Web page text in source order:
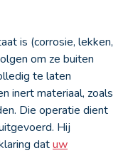
is (corrosie, lekken,
om ze buiten
te laten
inert materiaal, zoals
Die operatie dient
Hij
datuw